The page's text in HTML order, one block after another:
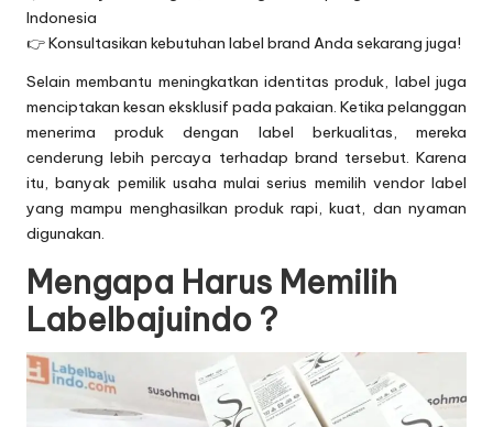
Indonesia
👉 Konsultasikan kebutuhan label brand Anda sekarang juga!
Selain membantu meningkatkan identitas produk, label juga
menciptakan kesan eksklusif pada pakaian. Ketika pelanggan
menerima produk dengan label berkualitas, mereka
cenderung lebih percaya terhadap brand tersebut. Karena
itu, banyak pemilik usaha mulai serius memilih vendor label
yang mampu menghasilkan produk rapi, kuat, dan nyaman
digunakan.
Mengapa Harus Memilih
Labelbajuindo ?